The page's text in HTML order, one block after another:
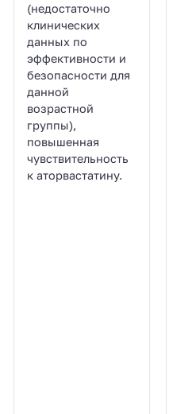
(недостаточно
клинических
данных по
эффективности и
безопасности для
данной
возрастной
группы),
повышенная
чувствительность
к аторвастатину.